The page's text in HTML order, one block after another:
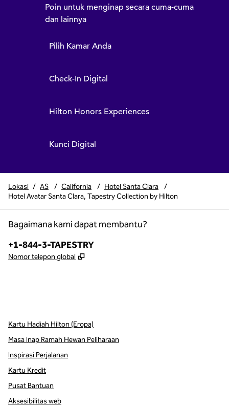
Poin untuk menginap secara cuma-cuma
dan lainnya
Pilih Kamar Anda
Check-In Digital
Hilton Honors Experiences
Kunci Digital
Lokasi / AS / California / Hotel Santa Clara
/
Hotel Avatar Santa Clara, Tapestry Collection by Hilton
Bagaimana kami dapat membantu?
Telepon:
+1-844-3-TAPESTRY
Nomor telepon global ,
Kartu Hadiah Hilton (Eropa)
Masa Inap Ramah Hewan Peliharaan
Inspirasi Perjalanan
Kartu Kredit
Pusat Bantuan
Aksesibilitas web